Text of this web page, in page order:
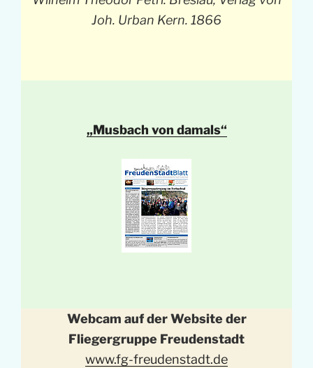
Joh. Urban Kern. 1866
„Musbach von damals“
Webcam auf der Website der
Fliegergruppe Freudenstadt
www.fg-freudenstadt.de